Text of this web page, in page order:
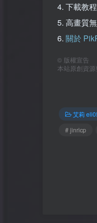
4. 下載教
5. 高畫質
6. 關於
© 版權宣告
本站原創資
艾莉
# jinricp